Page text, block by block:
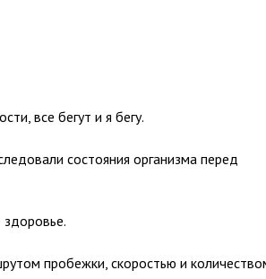
все бегут и я бегу.
состояния организма перед
пробежки, скоростью и